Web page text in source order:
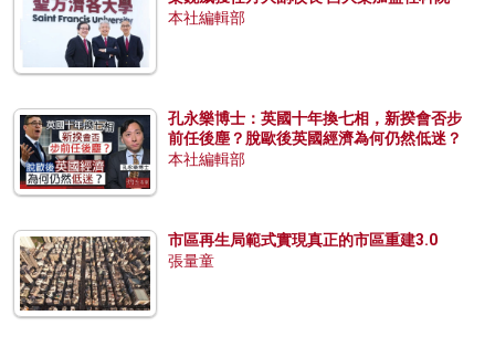
本社編輯部
孔永樂博士：英國十年換七相，新揆會否步
前任後塵？脫歐後英國經濟為何仍然低迷？
本社編輯部
市區再生局範式實現真正的市區重建3.0
張量童